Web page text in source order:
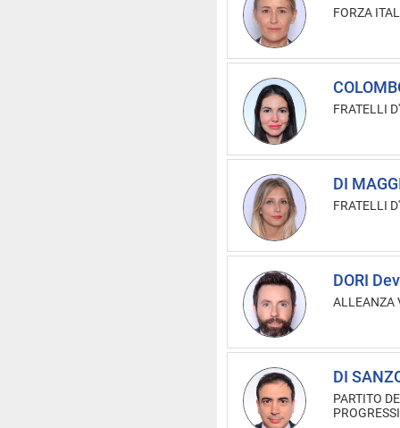
FORZA
FRATELLI
DI
FRATELLI
DORI
ALLEANZA
DI
PARTITO